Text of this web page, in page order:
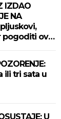
IZDAO
NA
pljuskovi,
pogoditi ove
ili tri sata u
U